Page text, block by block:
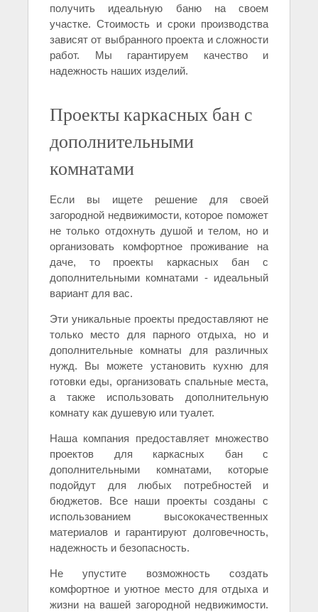
получить идеальную баню на своем
участке. Стоимость и сроки производства
зависят от выбранного проекта и сложности
работ. Мы гарантируем качество и
надежность наших изделий.
Проекты каркасных бан с
дополнительными
комнатами
Если вы ищете решение для своей
загородной недвижимости, которое поможет
не только отдохнуть душой и телом, но и
организовать комфортное проживание на
даче, то проекты каркасных бан с
дополнительными комнатами - идеальный
вариант для вас.
Эти уникальные проекты предоставляют не
только место для парного отдыха, но и
дополнительные комнаты для различных
нужд. Вы можете установить кухню для
готовки еды, организовать спальные места,
а также использовать дополнительную
комнату как душевую или туалет.
Наша компания предоставляет множество
проектов для каркасных бан с
дополнительными комнатами, которые
подойдут для любых потребностей и
бюджетов. Все наши проекты созданы с
использованием высококачественных
материалов и гарантируют долговечность,
надежность и безопасность.
Не упустите возможность создать
комфортное и уютное место для отдыха и
жизни на вашей загородной недвижимости.